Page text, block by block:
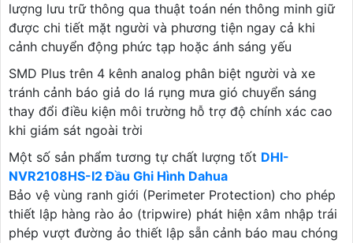
lượng lưu trữ thông qua thuật toán nén thông minh giữ
được chi tiết mặt người và phương tiện ngay cả khi
cảnh chuyển động phức tạp hoặc ánh sáng yếu
SMD Plus trên 4 kênh analog phân biệt người và xe
tránh cảnh báo giả do lá rụng mưa gió chuyển sáng
thay đổi điều kiện môi trường hỗ trợ độ chính xác cao
khi giám sát ngoài trời
Một số sản phẩm tương tự chất lượng tốt DHI-
NVR2108HS-I2 Đầu Ghi Hình Dahua
Bảo vệ vùng ranh giới (Perimeter Protection) cho phép
thiết lập hàng rào ảo (tripwire) phát hiện xâm nhập trái
phép vượt đường ảo thiết lập sẵn cảnh báo mau chóng